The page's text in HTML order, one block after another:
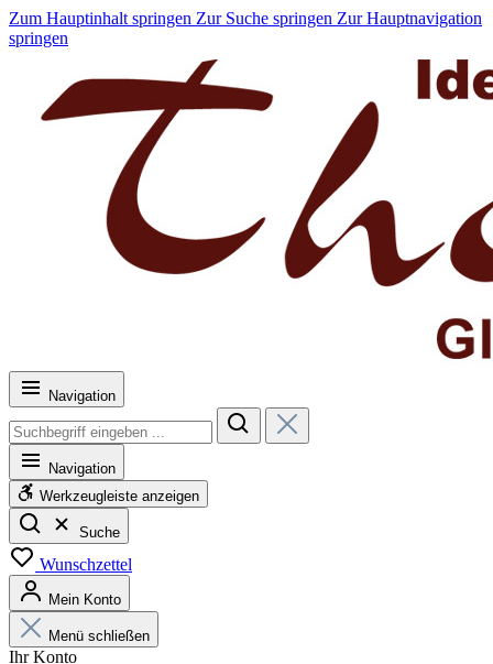
Zum Hauptinhalt springen Zur Suche springen Zur Hauptnavigation
springen
Navigation
Navigation
Werkzeugleiste anzeigen
Suche
Wunschzettel
Mein Konto
Menü schließen
Ihr Konto